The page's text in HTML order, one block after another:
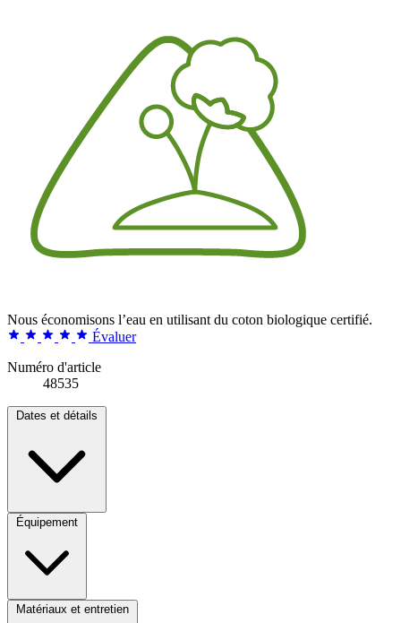
Nous économisons l’eau en utilisant du coton biologique certifié.
Évaluer
Numéro d'article
48535
Dates et détails
Équipement
Matériaux et entretien